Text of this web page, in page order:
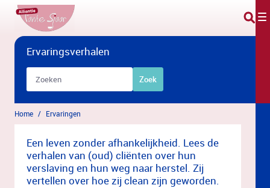
Overslaan en naar hoofdinhoud gaan
Ervaringsverhalen
Zoekbalk Zoek
Home Ervaringen
Een leven zonder afhankelijkheid. Lees de
verhalen van (oud) cliënten over hun
verslaving en hun weg naar herstel. Zij
vertellen over hoe zij clean zijn geworden.